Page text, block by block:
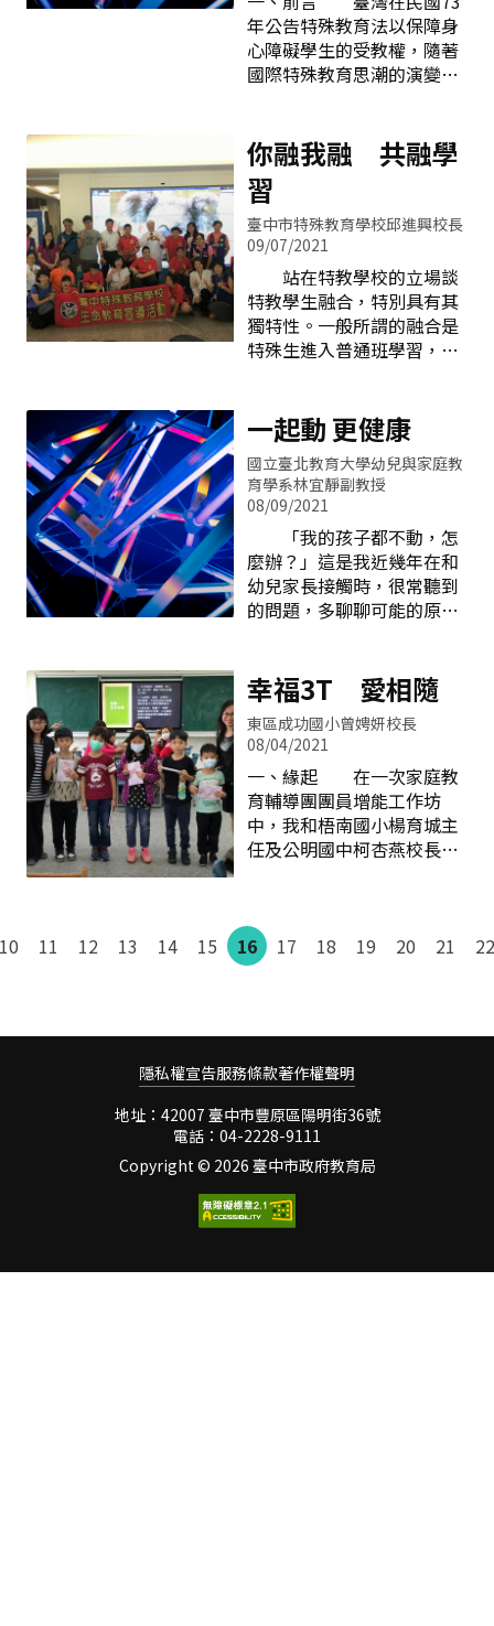
響其與學生之間的互動。因
此，本文將闡述在目前多元
文化的社會當中，一位教師
學策略，以及班級經營來培
育具有多元文化素養的世界
公民。貳、多元
有人會質疑，臺灣推行英語
講了二三十年，行政院
「2030 打造臺灣成為雙語國
家—厚植國人英語力 提升國
「需求」，需求要靠創造，
雙語教育過程中，同時使用
中文和英文來學習，就是在
創造英語使用的需求情境，
這才是雙語教育最重要的目
的。優質英語學習環境多元
雙語學習模式 臺中市推
動雙語教育有五個重點：行
政資源完整化、雙語教學普
質化，據此成立「臺中市雙
語教
年公告特殊教育法以保障身
心障礙學生的受教權，隨著
國際特殊教育思潮的演變，
歷次的修法，在民國108年4
月24日修訂公告的特殊教育
法第18條內容為：「特殊教
育與相關服務措施之提供及
設施之設置，應符合適性
化、個別化、社區化、無障
礙及融合之精神。」清楚的
說明融合教育的精神。
聯合國2006年公布「身心障
礙者權利公約The
of Persons with
Disabilities，縮寫為
CRPD」，這是一部有關身
心障礙者的人權公約，其目
的在保障全世界身心障礙者
的權利，臺灣在民國103年
公布「身心障礙者權利公約
施行法」，是為了實施
CRPD而訂定的國內法，顯
「融合教育」的重要
性。 「融合教育」指的
是不再讓身心障礙學生受到
任何歧視
你融我融 共融學
習
臺中市特殊教育學校邱進興校長
09/07/2021
站在特教學校的立場談
特教學生融合，特別具有其
獨特性。一般所謂的融合是
特殊生進入普通班學習，而
的融合該如何做？其模式為
何？最佳的方式是讓一般生
到特教學校和學生一起互動
學習，或是特教生主動出
擊，到各校進行交流活動，
達到融合的精神與目
的。 上述二種模式，中
特都行之有年，也做得很
好，主要是學校隔壁就是惠
殊教育的推動積極且成功，
讓特教學校學生很容易的能
與一般生互動。其中最具意
義的就是共同參與融合運動
競賽，例如融合滾球、融合
籃球和融合足球等等，在準
備和訓練的過程中可以增進
彼此的互動與了解，還會為
關係更加緊密。中特和惠文
高中、白河商工及吳鳳科大
亞區融合學校
一起動 更健康
國立臺北教育大學幼兒與家庭教
育學系林宜靜副教授
08/09/2021
「我的孩子都不動，怎
麼辦？」這是我近幾年在和
幼兒家長接觸時，很常聽到
的問題，多聊聊可能的原因
板」、「我其實不知道要怎
麼帶他/她玩」、「我覺得帶
小孩出門有點麻煩」、「我
自己其實也不喜歡運動」、
「跟孩子動起來好累，也追
不上孩子，索性讓他/她在家
看電視」。其實這些都是很
常見的現象，臺灣地小人
鮮有趣的活動，對家長也是
一個考驗。久而久之，和孩
子一起運動的機會就慢慢變
養成運動的習慣，不需要花
俏的活動、也不需要特別的
安排，最重要的是好玩伴跟
好心情。「好玩伴」可以是
年齡相近的小朋友，但更好
的選擇其實是父母親。幼兒
生活中最重要的同伴是父
幸福3T 愛相隨
東區成功國小曾娉妍校長
08/04/2021
一、緣起 在一次家庭教
育輔導團團員增能工作坊
中，我和梧南國小楊育城主
任及公明國中柯杏燕校長共
們更來電！」，我們安排親
子共讀繪本、桌遊同樂及一
起動手做的活動，期望透過
親子共讀．同樂．一起動一
動 這個方案一開始，只
是紙上談兵，完成之後，我
很想讓它付諸實現，了解它
的執行成效。於是我和學校
輔導室維揚主任及俊宇組長
討論，非常感謝他們的協
助，最後決定申請教育部教
育優先區計畫的經費，在假
10 11 12 13 14 15 16 17 18 19 20 21 22
隱私權宣告服務條款著作權聲明
地址：42007 臺中市豐原區陽明街36號
電話：04-2228-9111
Copyright © 2026 臺中市政府教育局